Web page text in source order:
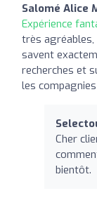
Salomé Alice
Expérience
très
savent
recherches et
les
Cher
bientôt.